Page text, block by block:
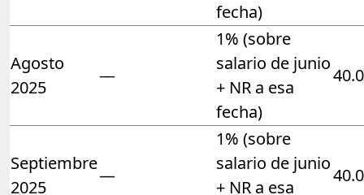
fecha)
Agosto
2025
—
1% (sobre
salario de junio
+ NR a esa
fecha)
Septiembre
2025
—
1% (sobre
salario de junio
+ NR a esa